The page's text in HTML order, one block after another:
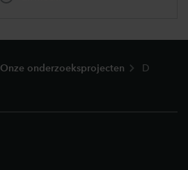
Onze onderzoeksprojecten
D